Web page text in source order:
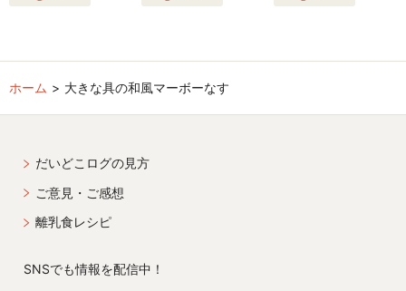
ホーム 大きな具の和風マーボーなす
だいどこログの見方
ご意見・ご感想
離乳食レシピ
SNSでも情報を配信中！